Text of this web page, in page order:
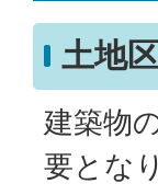
土地
建築物
要とな